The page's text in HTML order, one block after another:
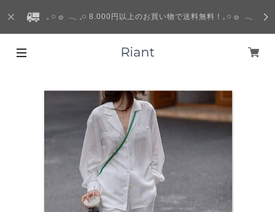
𓈒 𓏸 𓐍 𓂃 𓈒𓏸 8.000円以上のお買い物で送料無料！𓈒 𓏸 𓐍 𓂃